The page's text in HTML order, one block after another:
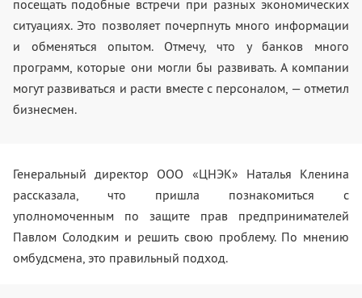
посещать подобные встречи при разных экономических
ситуациях. Это позволяет почерпнуть много информации
и обменяться опытом. Отмечу, что у банков много
программ, которые они могли бы развивать. А компании
могут развиваться и расти вместе с персоналом, — отметил
бизнесмен.
Генеральный директор ООО «ЦНЭК» Наталья Кленина
рассказала, что пришла познакомиться с
уполномоченным по защите прав предпринимателей
Павлом Солодким и решить свою проблему. По мнению
омбудсмена, это правильный подход.